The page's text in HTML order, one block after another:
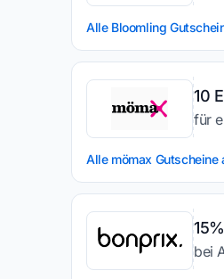
Alle Bloomling
10
für
Alle mömax Gutscheine
bei